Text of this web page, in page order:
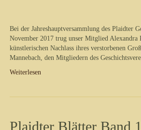
Bei der Jahreshauptversammlung des Plaidter
November 2017 trug unser Mitglied Alexandra
künstlerischen Nachlass ihres verstorbenen
Mannebach, den Mitgliedern des
Weiterlesen
Plaidter Blätter Band